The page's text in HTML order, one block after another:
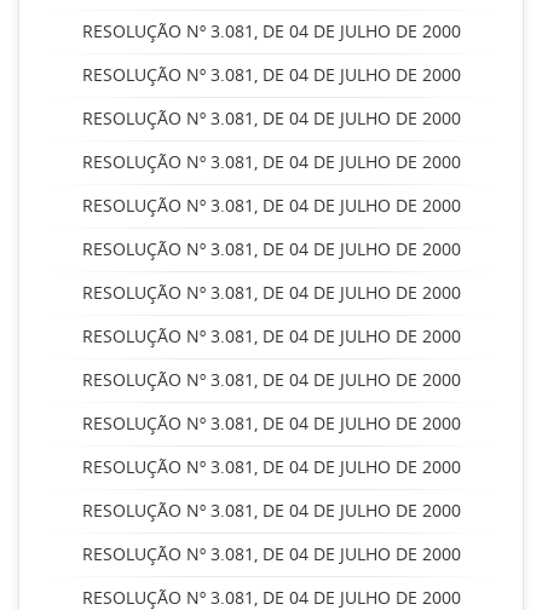
RESOLUÇÃO Nº 3.081, DE 04 DE JULHO DE 2000
RESOLUÇÃO Nº 3.081, DE 04 DE JULHO DE 2000
RESOLUÇÃO Nº 3.081, DE 04 DE JULHO DE 2000
RESOLUÇÃO Nº 3.081, DE 04 DE JULHO DE 2000
RESOLUÇÃO Nº 3.081, DE 04 DE JULHO DE 2000
RESOLUÇÃO Nº 3.081, DE 04 DE JULHO DE 2000
RESOLUÇÃO Nº 3.081, DE 04 DE JULHO DE 2000
RESOLUÇÃO Nº 3.081, DE 04 DE JULHO DE 2000
RESOLUÇÃO Nº 3.081, DE 04 DE JULHO DE 2000
RESOLUÇÃO Nº 3.081, DE 04 DE JULHO DE 2000
RESOLUÇÃO Nº 3.081, DE 04 DE JULHO DE 2000
RESOLUÇÃO Nº 3.081, DE 04 DE JULHO DE 2000
RESOLUÇÃO Nº 3.081, DE 04 DE JULHO DE 2000
RESOLUÇÃO Nº 3.081, DE 04 DE JULHO DE 2000